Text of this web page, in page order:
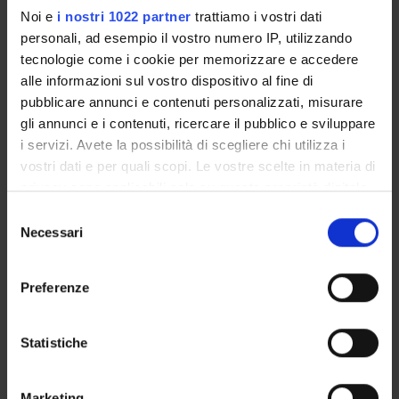
Noi e i nostri 1022 partner trattiamo i vostri dati
personali, ad esempio il vostro numero IP, utilizzando
tecnologie come i cookie per memorizzare e accedere
alle informazioni sul vostro dispositivo al fine di
pubblicare annunci e contenuti personalizzati, misurare
gli annunci e i contenuti, ricercare il pubblico e sviluppare
i servizi. Avete la possibilità di scegliere chi utilizza i
vostri dati e per quali scopi. Le vostre scelte in materia di
privacy sono applicabili solo su questa proprietà digitale
modificare o revocare il proprio consenso in qualsiasi
momento dalla Dichiarazione sui cookie o facendo clic
raccogliere informazioni sulla tua posizione
geografica, con un'approssimazione di qualche
delNecessari
Preferenze
Statistiche
Publication date
February 23, 2012
STUDYING
TRAINING
Places